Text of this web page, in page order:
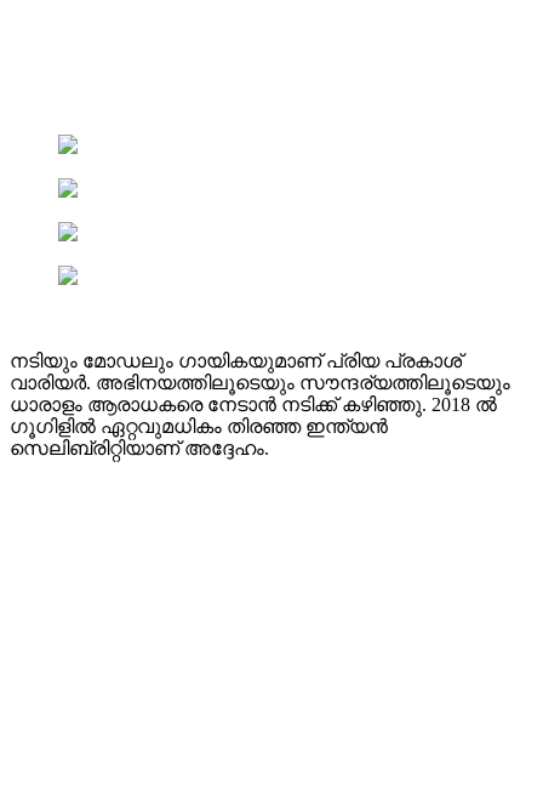
നടിയും മോഡലും ഗായികയുമാണ് പ്രിയ പ്രകാശ്
വാരിയർ. അഭിനയത്തിലൂടെയും സൗന്ദര്യത്തിലൂടെയും
ധാരാളം ആരാധകരെ നേടാൻ നടിക്ക് കഴിഞ്ഞു. 2018 ൽ
ഗൂഗിളിൽ ഏറ്റവുമധികം തിരഞ്ഞ ഇന്ത്യൻ
സെലിബ്രിറ്റിയാണ് അദ്ദേഹം.